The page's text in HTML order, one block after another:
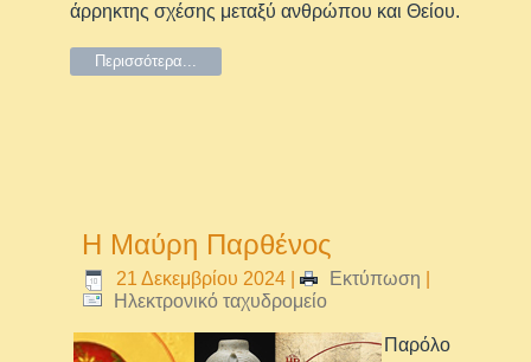
άρρηκτης σχέσης μεταξύ ανθρώπου και Θείου.
Περισσότερα...
Η Μαύρη Παρθένος
21 Δεκεμβρίου 2024 | Εκτύπωση
Ηλεκτρονικό ταχυδρομείο
Παρόλο